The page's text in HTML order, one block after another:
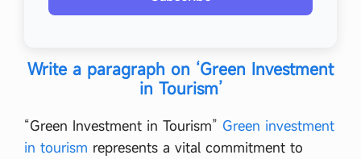
Write a paragraph on ‘Green Investment
in Tourism’
“Green Investment in Tourism” Green investment
in tourism represents a vital commitment to